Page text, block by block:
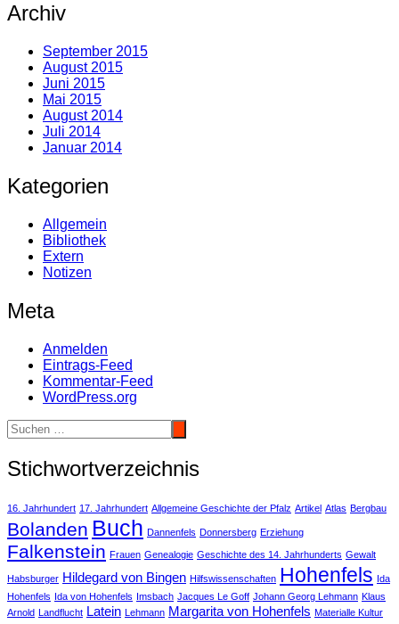
Archiv
September 2015
August 2015
Juni 2015
Mai 2015
August 2014
Juli 2014
Januar 2014
Kategorien
Allgemein
Bibliothek
Extern
Notizen
Meta
Anmelden
Eintrags-Feed
Kommentar-Feed
WordPress.org
Stichwortverzeichnis
16. Jahrhundert 17. Jahrhundert Allgemeine Geschichte der Pfalz Artikel Atlas Bergbau
Bolanden Buch Dannenfels Donnersberg Erziehung
Falkenstein Frauen Genealogie Geschichte des 14. Jahrhunderts Gewalt
Habsburger Hildegard von Bingen Hilfswissenschaften Hohenfels Ida
Hohenfels Ida von Hohenfels Imsbach Jacques Le Goff Johann Georg Lehmann Klaus
Arnold Landflucht Latein Lehmann Margarita von Hohenfels Materialle Kultur